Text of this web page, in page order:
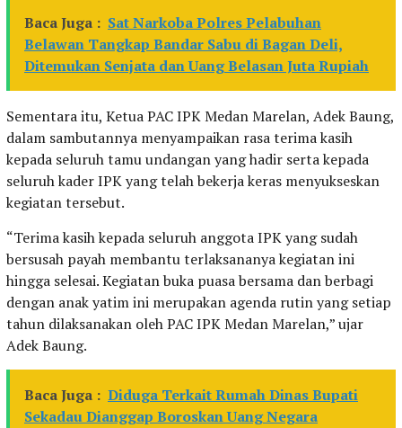
Baca Juga : Sat Narkoba Polres Pelabuhan
Belawan Tangkap Bandar Sabu di Bagan Deli,
Ditemukan Senjata dan Uang Belasan Juta Rupiah
Sementara itu, Ketua PAC IPK Medan Marelan, Adek Baung,
dalam sambutannya menyampaikan rasa terima kasih
kepada seluruh tamu undangan yang hadir serta kepada
seluruh kader IPK yang telah bekerja keras menyukseskan
kegiatan tersebut.
“Terima kasih kepada seluruh anggota IPK yang sudah
bersusah payah membantu terlaksananya kegiatan ini
hingga selesai. Kegiatan buka puasa bersama dan berbagi
dengan anak yatim ini merupakan agenda rutin yang setiap
tahun dilaksanakan oleh PAC IPK Medan Marelan,” ujar
Adek Baung.
Baca Juga : Diduga Terkait Rumah Dinas Bupati
Sekadau Dianggap Boroskan Uang Negara